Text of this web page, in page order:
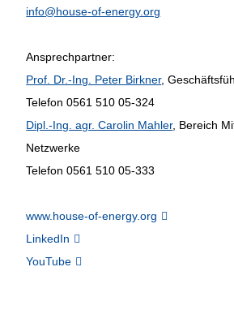
info@house-of-energy.org
Ansprechpartner:
Prof. Dr.-Ing. Peter Birkner,
Telefon 0561 510 05-324
Dipl.-Ing. agr. Carolin Mahler, Bereich
Netzwerke
Telefon 0561 510 05-333
www.house-of-energy.org
LinkedIn
YouTube